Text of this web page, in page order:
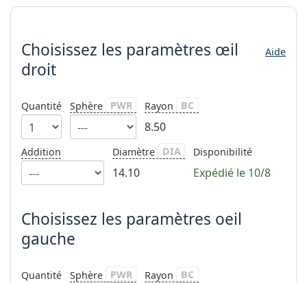
Toutes les marques
Prada
Toutes les marques
hors ligne
Choisissez les paramètres
Choisissez les paramètres œil
droit
Aide
Quantité Sphère PWR Rayon BC
8.50
Addition Diamètre DIA
14.10
Disponibilité
Expédié le 10/8
Choisissez les paramètres oeil
gauche
Quantité Sphère PWR Rayon BC